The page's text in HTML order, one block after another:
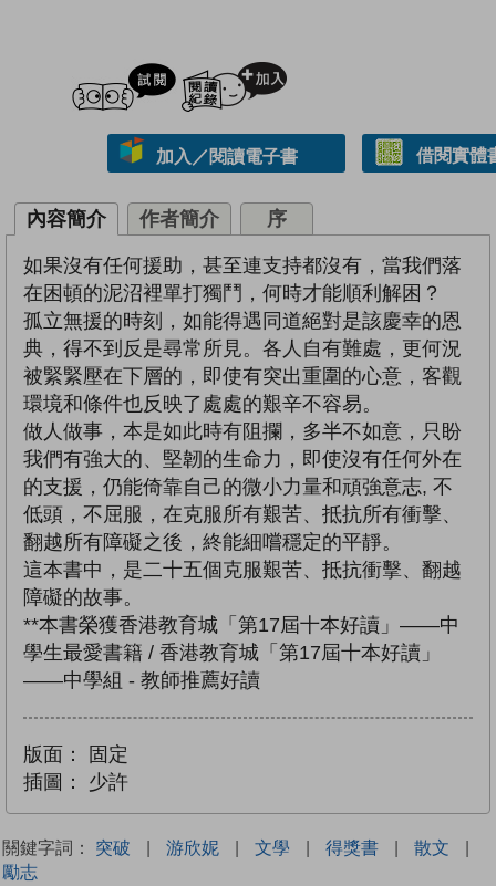
試閲
加入／閱讀電子書 借閱實體
內容簡介 作者簡介 序
如果沒有任何援助，甚至連支持都沒有，當我們落
在困頓的泥沼裡單打獨鬥，何時才能順利解困？
孤立無援的時刻，如能得遇同道絕對是該慶幸的恩
典，得不到反是尋常所見。各人自有難處，更何況
被緊緊壓在下層的，即使有突出重圍的心意，客觀
環境和條件也反映了處處的艱辛不容易。
做人做事，本是如此時有阻攔，多半不如意，只盼
我們有強大的、堅韌的生命力，即使沒有任何外在
的支援，仍能倚靠自己的微小力量和頑強意志, 不
低頭，不屈服，在克服所有艱苦、抵抗所有衝擊、
翻越所有障礙之後，終能細嚐穩定的平靜。
這本書中，是二十五個克服艱苦、抵抗衝擊、翻越
障礙的故事。
**本書榮獲香港教育城「第17屆十本好讀」——中
學生最愛書籍 / 香港教育城「第17屆十本好讀」
——中學組 - 教師推薦好讀
版面：
固定
插圖：
少許
關鍵字詞： 突破 | 游欣妮 | 文學 | 得獎書 | 散文
|
勵志